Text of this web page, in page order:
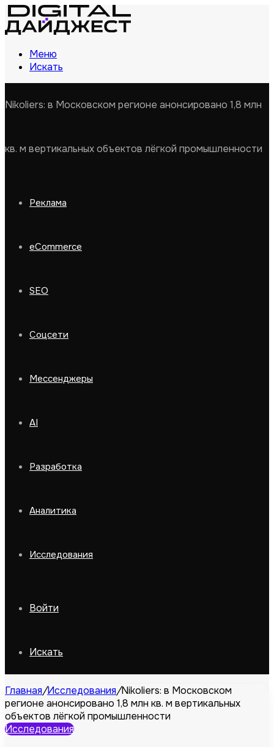
Меню
Искать
Nikoliers: в Московском регионе анонсировано 1,8 млн
кв. м вертикальных объектов лёгкой промышленности
Реклама
eCommerce
SEO
Соцсети
Мессенджеры
AI
Разработка
Аналитика
Исследования
Войти
Искать
Главная/Исследования/Nikoliers: в Московском
регионе анонсировано 1,8 млн кв. м вертикальных
объектов лёгкой промышленности
Исследования